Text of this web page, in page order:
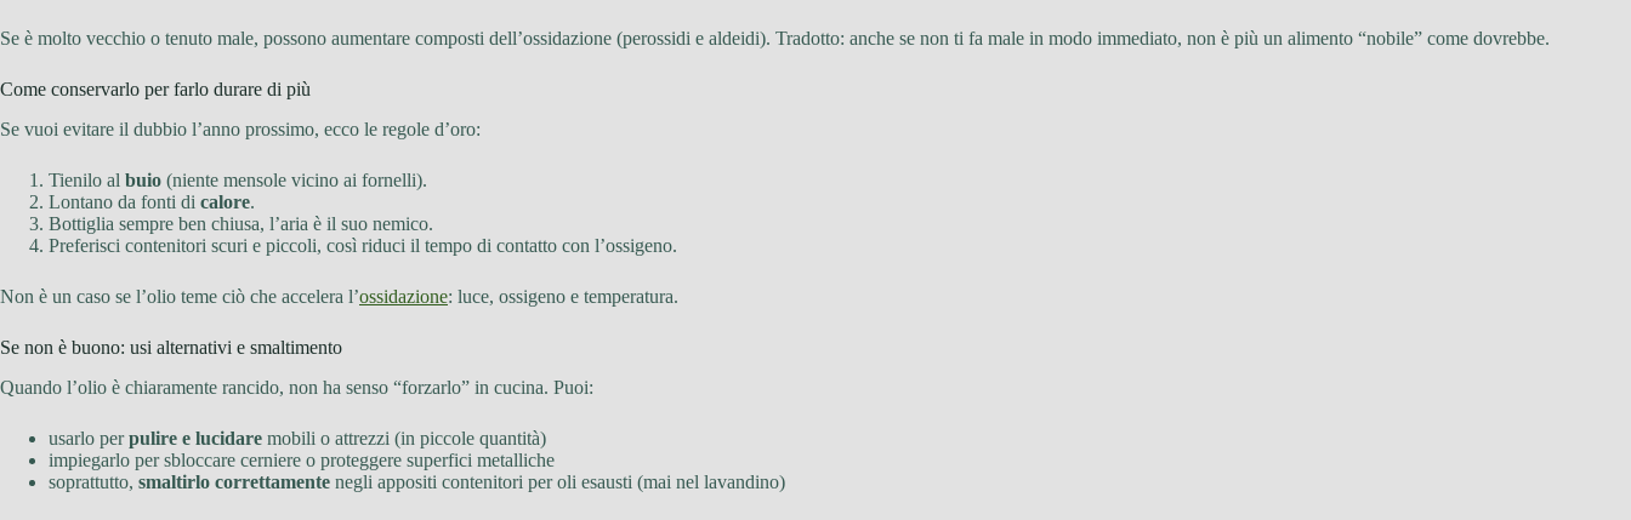
Se è molto vecchio o tenuto male, possono aumentare composti dell’ossidazione (perossidi e aldeidi). Tradotto: anche se non ti fa male in modo immediato, non è più un alimento “nobile” come dovrebbe.
Come conservarlo per farlo durare di più
Se vuoi evitare il dubbio l’anno prossimo, ecco le regole d’oro:
Tienilo al buio (niente mensole vicino ai fornelli).
Lontano da fonti di calore.
Bottiglia sempre ben chiusa, l’aria è il suo nemico.
Preferisci contenitori scuri e piccoli, così riduci il tempo di contatto con l’ossigeno.
Non è un caso se l’olio teme ciò che accelera l’ossidazione: luce, ossigeno e temperatura.
Se non è buono: usi alternativi e smaltimento
Quando l’olio è chiaramente rancido, non ha senso “forzarlo” in cucina. Puoi:
usarlo perpulire e lucidare mobili o attrezzi (in piccole quantità)
impiegarlo per sbloccare cerniere o proteggere superfici metalliche
soprattutto, smaltirlo correttamente negli appositi contenitori per oli esausti (mai nel lavandino)